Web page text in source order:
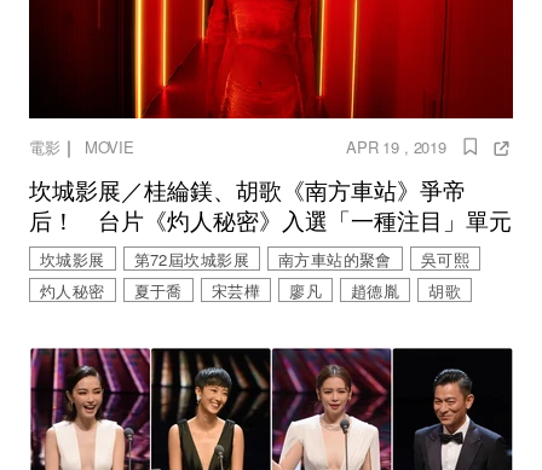
電影 ｜ MOVIE APR 19 , 2019
坎城影展／桂綸鎂、胡歌《南方車站》爭帝
后！ 台片《灼人秘密》入選「一種注目」單元
坎城影展 第72屆坎城影展 南方車站的聚會
吳可熙
灼人秘密
夏于喬 宋芸樺 廖凡 趙德胤 胡歌